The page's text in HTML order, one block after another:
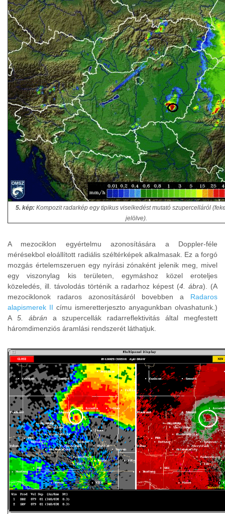
5. kép:Kompozit radarkép egy tipikus viselkedést mutató szupercelláról
jelölve).
A mezociklon egyértelmu azonosítására a Doppler-féle
mérésekbol eloállított radiális széltérképek alkalmasak. Ez a forgó
mozgás értelemszeruen egy nyírási zónaként jelenik meg, mivel
egy viszonylag kis területen, egymáshoz közel eroteljes
közeledés, ill. távolodás történik a radarhoz képest (4. ábra). (A
mezociklonok radaros azonosításáról bovebben a Radaros
alapismerek II címu ismeretterjeszto anyagunkban olvashatunk.)
A 5. ábrán a szupercellák radarreflektivitás által megfestett
háromdimenziós áramlási rendszerét láthatjuk.